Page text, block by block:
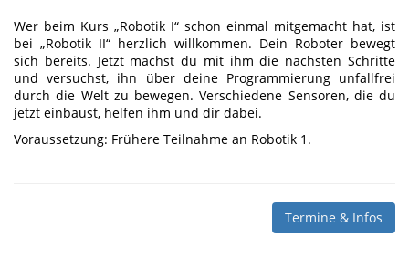
Wer beim Kurs „Robotik I“ schon einmal mitgemacht hat, ist
bei „Robotik II“ herzlich willkommen. Dein Roboter bewegt
sich bereits. Jetzt machst du mit ihm die nächsten Schritte
und versuchst, ihn über deine Programmierung unfallfrei
durch die Welt zu bewegen. Verschiedene Sensoren, die du
jetzt einbaust, helfen ihm und dir dabei.
Voraussetzung: Frühere Teilnahme an Robotik 1.
Termine & Infos